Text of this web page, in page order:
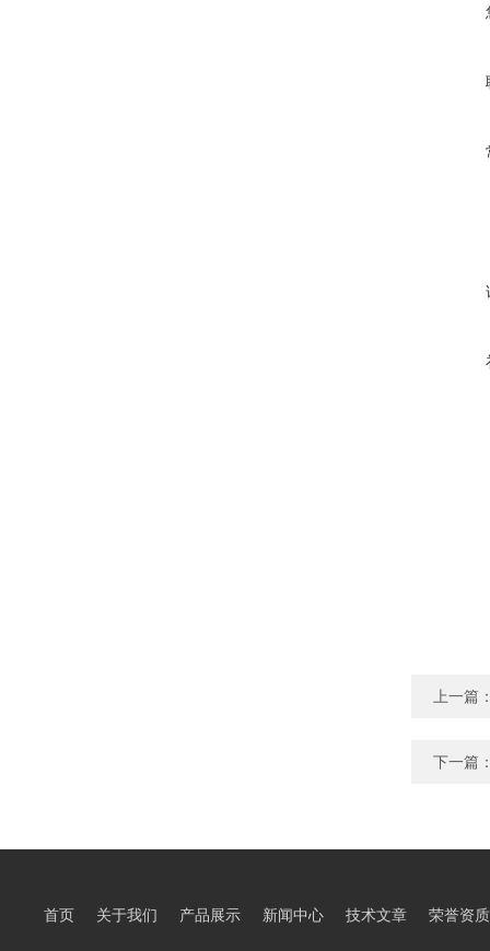
上一篇
下一篇
首页 关于我们 产品展示 新闻中心 技术文章 荣誉资质